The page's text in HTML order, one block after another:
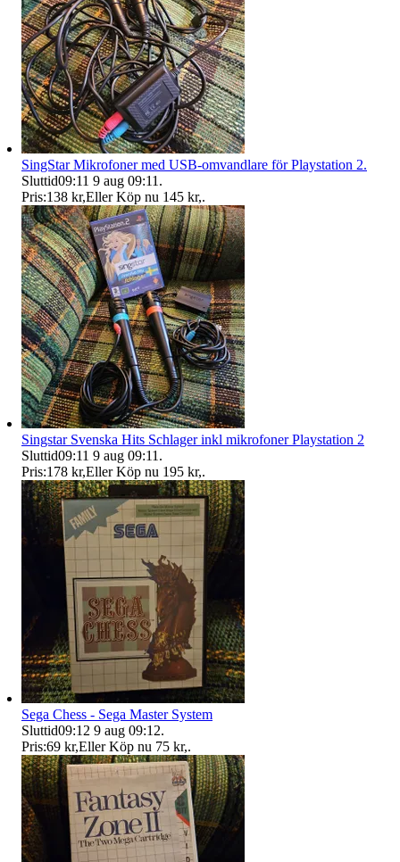
SingStar Mikrofoner med USB-omvandlare för Playstation 2.
Sluttid09:11 9 aug 09:11 .
Pris:138 kr,Eller Köp nu 145 kr,.
Singstar Svenska Hits Schlager inkl mikrofoner Playstation 2
Sluttid09:11 9 aug 09:11 .
Pris:178 kr,Eller Köp nu 195 kr,.
Sega Chess - Sega Master System
Sluttid09:12 9 aug 09:12.
Pris:69 kr,Eller Köp nu 75 kr,.